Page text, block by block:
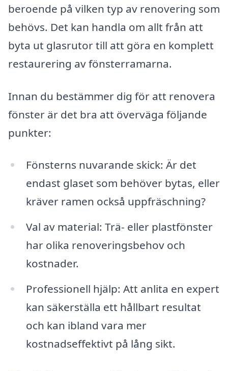
beroende på vilken typ av renovering som
behövs. Det kan handla om allt från att
byta ut glasrutor till att göra en komplett
restaurering av fönsterramarna.
Innan du bestämmer dig för att renovera
fönster är det bra att överväga följande
punkter:
Fönsterns nuvarande skick: Är det
endast glaset som behöver bytas, eller
kräver ramen också uppfräschning?
Val av material: Trä- eller plastfönster
har olika renoveringsbehov och
kostnader.
Professionell hjälp: Att anlita en expert
kan säkerställa ett hållbart resultat
och kan ibland vara mer
kostnadseffektivt på lång sikt.